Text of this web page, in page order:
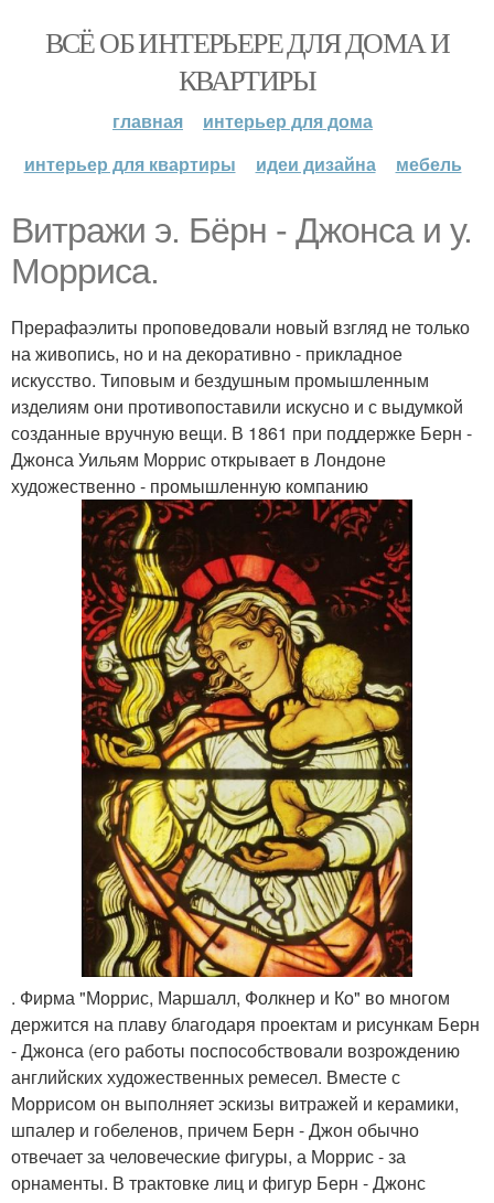
ВСЁ ОБ ИНТЕРЬЕРЕ ДЛЯ ДОМА И
КВАРТИРЫ
главная
интерьер для дома
интерьер для квартиры
идеи дизайна мебель
Витражи э. Бёрн - Джонса и у.
Морриса.
Прерафаэлиты проповедовали новый взгляд не только
на живопись, но и на декоративно - прикладное
искусство. Типовым и бездушным промышленным
изделиям они противопоставили искусно и с выдумкой
созданные вручную вещи. В 1861 при поддержке Берн -
Джонса Уильям Моррис открывает в Лондоне
художественно - промышленную компанию
. Фирма "Моррис, Маршалл, Фолкнер и Ко" во многом
держится на плаву благодаря проектам и рисункам Берн
- Джонса (его работы поспособствовали возрождению
английских художественных ремесел. Вместе с
Моррисом он выполняет эскизы витражей и керамики,
шпалер и гобеленов, причем Берн - Джон обычно
отвечает за человеческие фигуры, а Моррис - за
орнаменты. В трактовке лиц и фигур Берн - Джонс